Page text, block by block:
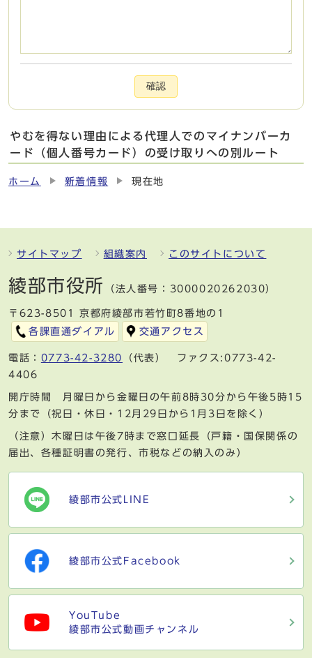
確認
やむを得ない理由による代理人でのマイナンバーカ
ード（個人番号カード）の受け取りへの別ルート
ホーム 新着情報 現在地
サイトマップ 組織案内 このサイトについて
綾部市役所 （法人番号：3000020262030）
〒623-8501 京都府綾部市若竹町8番地の1
各課直通ダイアル
交通アクセス
電話： 0773-42-3280
（代表） ファクス:0773-42-
4406
開庁時間 月曜日から金曜日の午前8時30分から午後5時15
分まで（祝日・休日・12月29日から1月3日を除く）
（注意）木曜日は午後7時まで窓口延長（戸籍・国保関係の
届出、各種証明書の発行、市税などの納入のみ）
綾部市公式LINE
綾部市公式Facebook
YouTube
綾部市公式動画チャンネル